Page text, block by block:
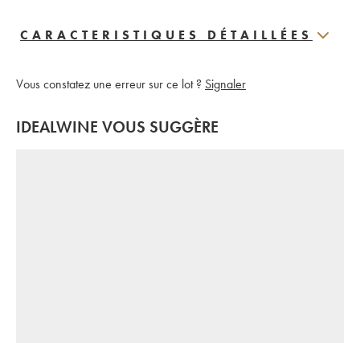
CARACTERISTIQUES DÉTAILLÉES
Vous constatez une erreur sur ce lot ? Signaler
IDEALWINE VOUS SUGGÈRE